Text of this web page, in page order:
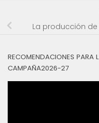
La producción
RECOMENDACIONES PARA
CAMPAÑA2026-27